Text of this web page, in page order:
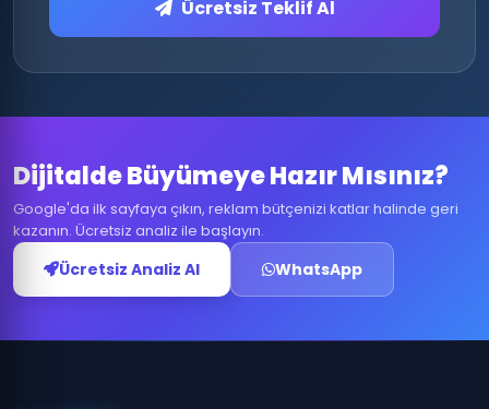
Ücretsiz Teklif Al
Dijitalde Büyümeye Hazır Mısınız?
Google'da ilk sayfaya çıkın, reklam bütçenizi katlar halinde geri
kazanın. Ücretsiz analiz ile başlayın.
Ücretsiz Analiz Al WhatsApp